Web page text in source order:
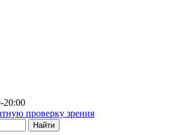
20:00
проверку зрения